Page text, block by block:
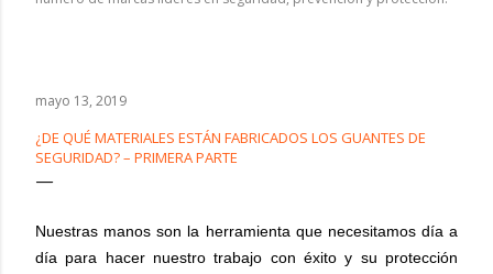
mayo 13, 2019
¿DE QUÉ MATERIALES ESTÁN FABRICADOS LOS GUANTES DE
SEGURIDAD? – PRIMERA PARTE
Nuestras manos son la herramienta que necesitamos día a
día para hacer nuestro trabajo con éxitoy su protección